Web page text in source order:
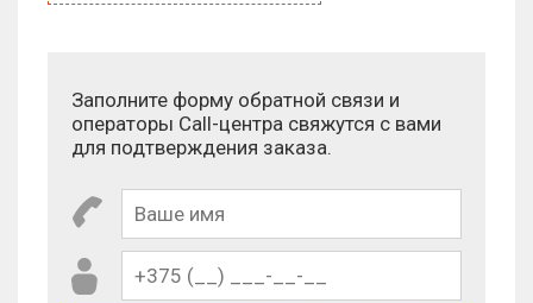
Заполните форму обратной связи и
операторы Call-центра свяжутся с вами
для подтверждения заказа.